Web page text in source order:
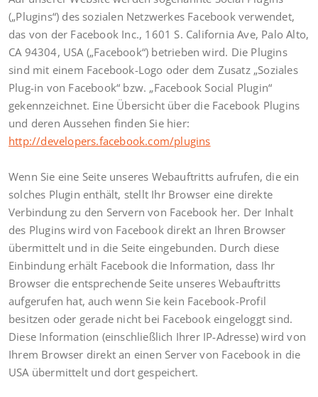
(„Plugins“) des sozialen Netzwerkes Facebook verwendet,
das von der Facebook Inc., 1601 S. California Ave, Palo Alto,
CA 94304, USA („Facebook“) betrieben wird. Die Plugins
sind mit einem Facebook-Logo oder dem Zusatz „Soziales
Plug-in von Facebook“ bzw. „Facebook Social Plugin“
gekennzeichnet. Eine Übersicht über die Facebook Plugins
und deren Aussehen finden Sie hier:
http://developers.facebook.com/plugins
Wenn Sie eine Seite unseres Webauftritts aufrufen, die ein
solches Plugin enthält, stellt Ihr Browser eine direkte
Verbindung zu den Servern von Facebook her. Der Inhalt
des Plugins wird von Facebook direkt an Ihren Browser
übermittelt und in die Seite eingebunden. Durch diese
Einbindung erhält Facebook die Information, dass Ihr
Browser die entsprechende Seite unseres Webauftritts
aufgerufen hat, auch wenn Sie kein Facebook-Profil
besitzen oder gerade nicht bei Facebook eingeloggt sind.
Diese Information (einschließlich Ihrer IP-Adresse) wird von
Ihrem Browser direkt an einen Server von Facebook in die
USA übermittelt und dort gespeichert.